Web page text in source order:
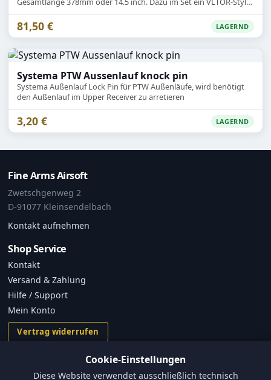
Gas Block mit Attrappen Gas Leitung mit Pin.
81,50 € LAGERND
Systema PTW Aussenlauf knock pin
Systema Außenlauf Lock Pin für PTW Außenläufe, wird benötigt
den Außenlauf im Upper Receiver zu arretieren
3,20 € LAGERND
Fine Arms Airsoft
Zwetschgenweg 2
D-91077 Kleinsendelbach
Kontakt aufnehmen
Shop Service
Kontakt
Versand & Zahlung
Hilfe / Support
Mein Konto
Vertrag widerrufen
Versand und Zahlungsbedingungen
Cookie-Einstellungen
Diese Website verwendet ausschließlich technisch